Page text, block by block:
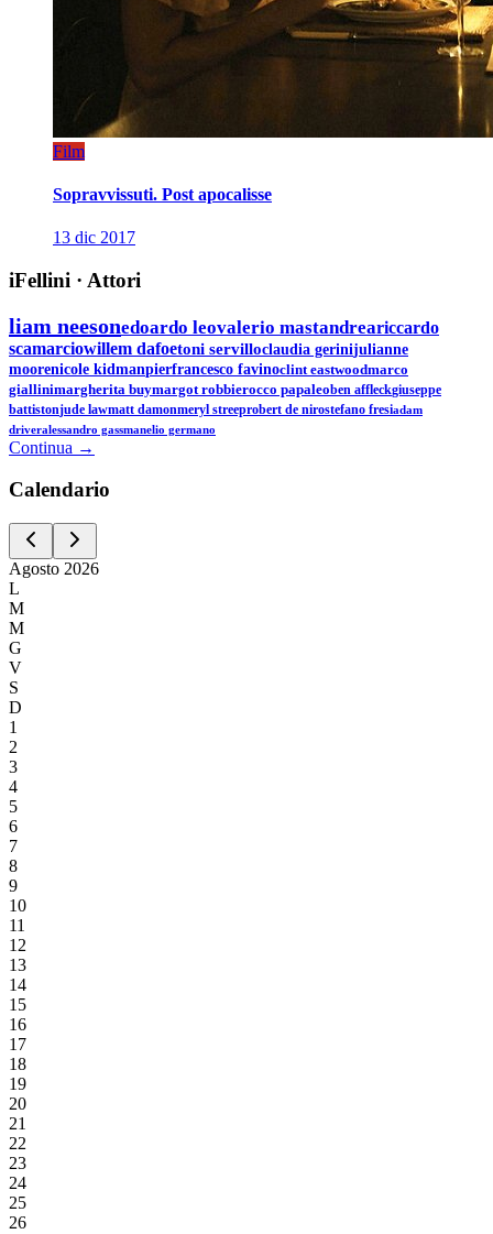
Film
Sopravvissuti. Post apocalisse
13 dic 2017
iFellini · Attori
liam neesonedoardo leovalerio mastandreariccardo
scamarciowillem dafoetoni servilloclaudia gerinijulianne
moorenicole kidmanpierfrancesco favinoclint eastwoodmarco
giallinimargherita buymargot robbierocco papaleoben affleckgiuseppe
battistonjude lawmatt damonmeryl streeprobert de nirostefano fresiadam
driveralessandro gassmanelio germano
Continua →
Calendario
Agosto 2026
L
M
M
G
V
S
D
1
2
3
4
5
6
7
8
9
10
11
12
13
14
15
16
17
18
19
20
21
22
23
24
25
26